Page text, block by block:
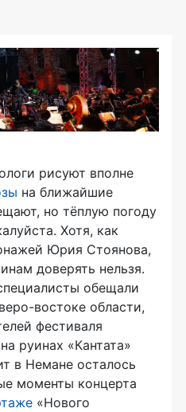
рисуют вполне
на ближайшие
но тёплую погоду
Хотя, как
Юрия Стоянова,
доверять нельзя.
обещали
востоке области,
фестиваля
руинах «Кантата»
в Немане осталось
моменты концерта
«Нового